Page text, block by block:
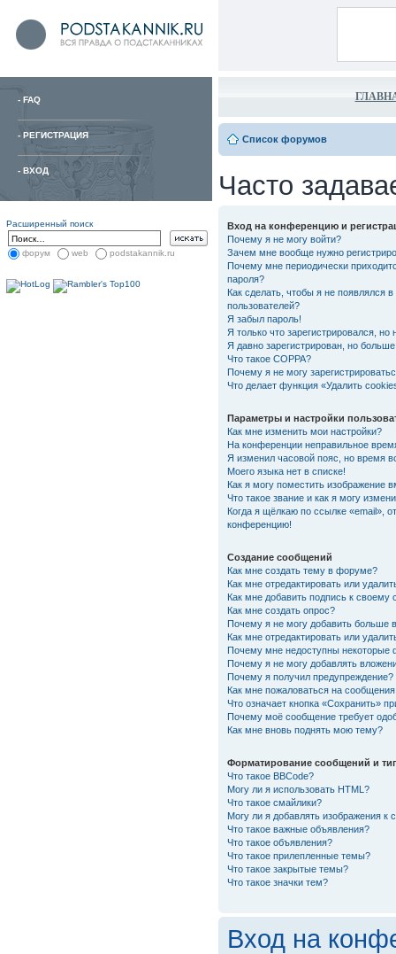
- FAQ
- РЕГИСТРАЦИЯ
- ВХОД
Расширенный поиск
форум web podstakannik.ru
Список форумов
Часто
Вход на конференцию и
Почему я не могу войти?
Зачем мне вообще нужно
Почему мне периодически
пароля?
Как сделать, чтобы я не появлялся
пользователей?
Я забыл пароль!
Я только что зарегистрировался, но
Я давно зарегистрирован, но
Что такое COPPA?
Почему я не могу
Что делает функция «Удалить
Параметры и настройки
Как мне изменить мои настройки?
На конференции неправильное
Я изменил часовой пояс, но время
Моего языка нет в списке!
Как я могу поместить изображение
Что такое звание и как я могу
Когда я щёлкаю по ссылке «email»,
конференцию!
Создание сообщений
Как мне создать тему в форуме?
Как мне отредактировать или
Как мне добавить подпись к своему
Как мне создать опрос?
Почему я не могу добавить больше
Как мне отредактировать или
Почему мне недоступны некоторые
Почему я не могу добавлять
Почему я получил предупреждение?
Как мне пожаловаться на
Что означает кнопка «Сохранить»
Почему моё сообщение требует
Как мне вновь поднять мою тему?
Форматирование сообщений и
Что такое BBCode?
Могу ли я использовать HTML?
Что такое смайлики?
Могу ли я добавлять изображения к
Что такое важные объявления?
Что такое объявления?
Что такое прилепленные темы?
Что такое закрытые темы?
Что такое значки тем?
Вход на